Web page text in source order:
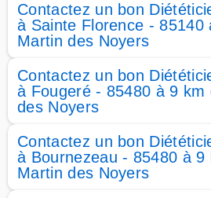
Contactez un bon
à Sainte Florence - 85140
Martin des Noyers
Contactez un bon
à Fougeré - 85480 à 9 km
des Noyers
Contactez un bon
à Bournezeau - 85480 à 9
Martin des Noyers